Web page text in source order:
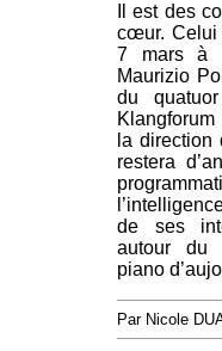
Il est des
cœur. Celui
7 mars à
Maurizio
du
la direction
restera
de ses
autour du
piano
Par Nicole